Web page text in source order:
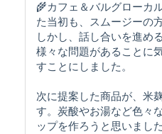
🌾カフェ＆バルグローカ
た当初も、スムージーの
しかし、話し合いを進め
様々な問題があることに
すことにしました。
次に提案した商品が、米
す。炭酸やお湯など色々
ップを作ろうと思いまし